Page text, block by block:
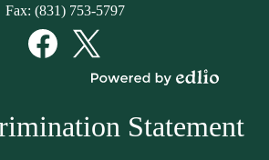
Fax: (831) 753-5797
FacebookTwitter
Edlio
Statement